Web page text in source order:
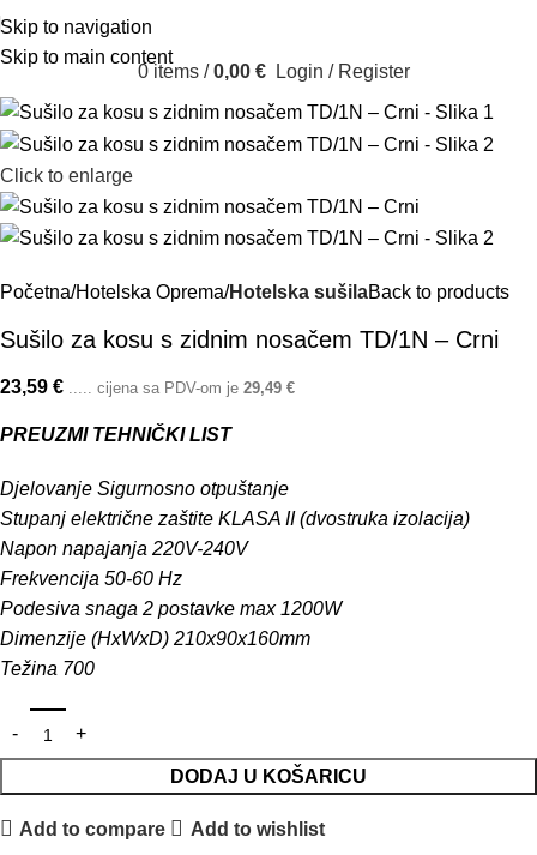
Skip to navigation
Skip to main content
0 items / 0,00 € Login / Register
Click to enlarge
Početna Hotelska Oprema Hotelska sušilaBack to products
Sušilo za kosu s zidnim nosačem TD/1N – Crni
23,59 € ..... cijena sa PDV-om je 29,49 €
PREUZMI TEHNIČKI LIST
Djelovanje Sigurnosno otpuštanje
Stupanj električne zaštite KLASA II (dvostruka izolacija)
Napon napajanja 220V-240V
Frekvencija 50-60 Hz
Podesiva snaga 2 postavke max 1200W
Dimenzije (HxWxD) 210x90x160mm
Težina 700
DODAJ U KOŠARICU
Add to compare Add to wishlist